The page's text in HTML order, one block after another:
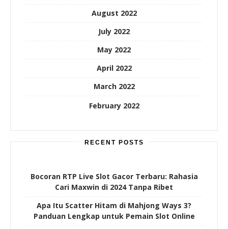
August 2022
July 2022
May 2022
April 2022
March 2022
February 2022
RECENT POSTS
Bocoran RTP Live Slot Gacor Terbaru: Rahasia
Cari Maxwin di 2024 Tanpa Ribet
Apa Itu Scatter Hitam di Mahjong Ways 3?
Panduan Lengkap untuk Pemain Slot Online